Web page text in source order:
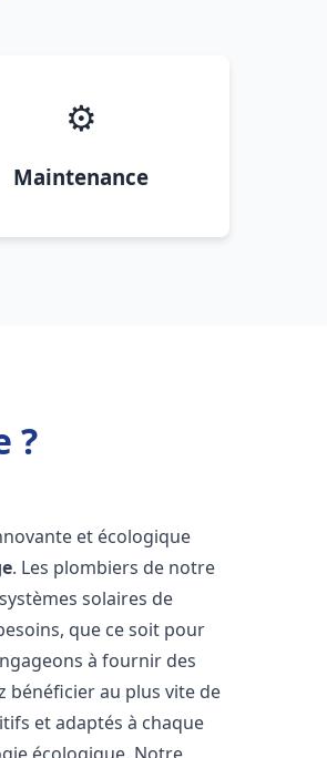
⚙️
Maintenance
?
et écologique
. Les plombiers de notre
solaires de
que ce soit pour
à fournir des
bénéficier au plus vite de
et adaptés à chaque